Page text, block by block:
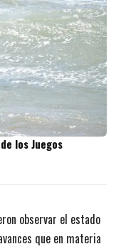
los Juegos
observar el estado
que en materia